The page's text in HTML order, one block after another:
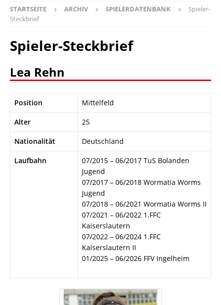
STARTSEITE ARCHIV SPIELERDATENBANK
Spieler-
Steckbrief
Spieler-Steckbrief
Lea Rehn
Position Mittelfeld
Alter 25
Nationalität Deutschland
Laufbahn
07/2015 – 06/2017 TuS Bolanden
Jugend
07/2017 – 06/2018 Wormatia Worms
Jugend
07/2018 – 06/2021 Wormatia Worms II
07/2021 – 06/2022 1.FFC
Kaiserslautern
07/2022 – 06/2024 1.FFC
Kaiserslautern II
01/2025 – 06/2026 FFV Ingelheim